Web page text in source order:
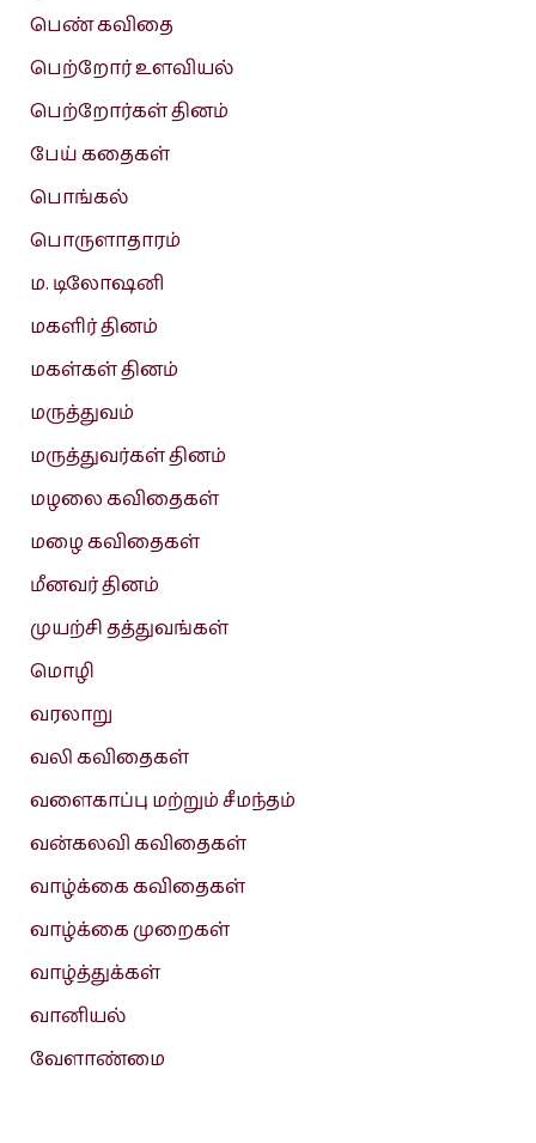
பெண் கவிதை
பெற்றோர் உளவியல்
பெற்றோர்கள் தினம்
பேய் கதைகள்
பொங்கல்
பொருளாதாரம்
ம. டிலோஷனி
மகளிர் தினம்
மகள்கள் தினம்
மருத்துவம்
மருத்துவர்கள் தினம்
மழலை கவிதைகள்
மழை கவிதைகள்
மீனவர் தினம்
முயற்சி தத்துவங்கள்
மொழி
வரலாறு
வலி கவிதைகள்
வளைகாப்பு மற்றும் சீமந்தம்
வன்கலவி கவிதைகள்
வாழ்க்கை கவிதைகள்
வாழ்க்கை முறைகள்
வாழ்த்துக்கள்
வானியல்
வேளாண்மை